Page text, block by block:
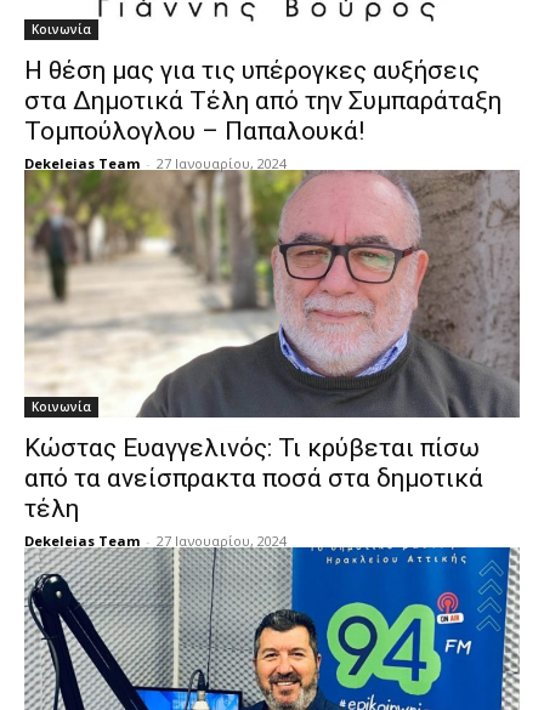
Κοινωνία
Η θέση μας για τις υπέρογκες αυξήσεις
στα Δημοτικά Τέλη από την Συμπαράταξη
Τομπούλογλου – Παπαλουκά!
Dekeleias Team - 27 Ιανουαρίου, 2024
Κοινωνία
Κώστας Ευαγγελινός: Τι κρύβεται πίσω
από τα ανείσπρακτα ποσά στα δημοτικά
τέλη
Dekeleias Team - 27 Ιανουαρίου, 2024